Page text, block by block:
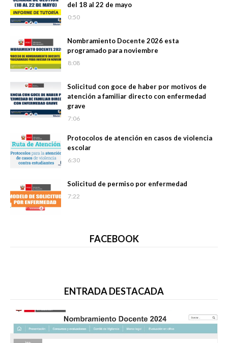
del 18 al 22 de mayo
0:50
Nombramiento Docente 2026 esta
programado para noviembre
8:08
Solicitud con goce de haber por motivos de
atención a familiar directo con enfermedad
grave
7:06
Protocolos de atención en casos de violencia
escolar
6:30
Solicitud de permiso por enfermedad
7:22
FACEBOOK
ENTRADA DESTACADA